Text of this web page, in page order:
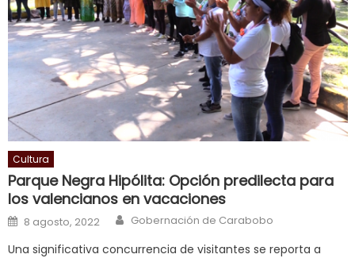
fuck,
सच
ल
म
य
भ
ह,
indian
dancer
erotic
Cultura
Parque Negra Hipólita: Opción predilecta para
los valencianos en vacaciones
Posted on
8 agosto, 2022 Author
Gobernación de Carabobo
Una significativa concurrencia de visitantes se reporta a